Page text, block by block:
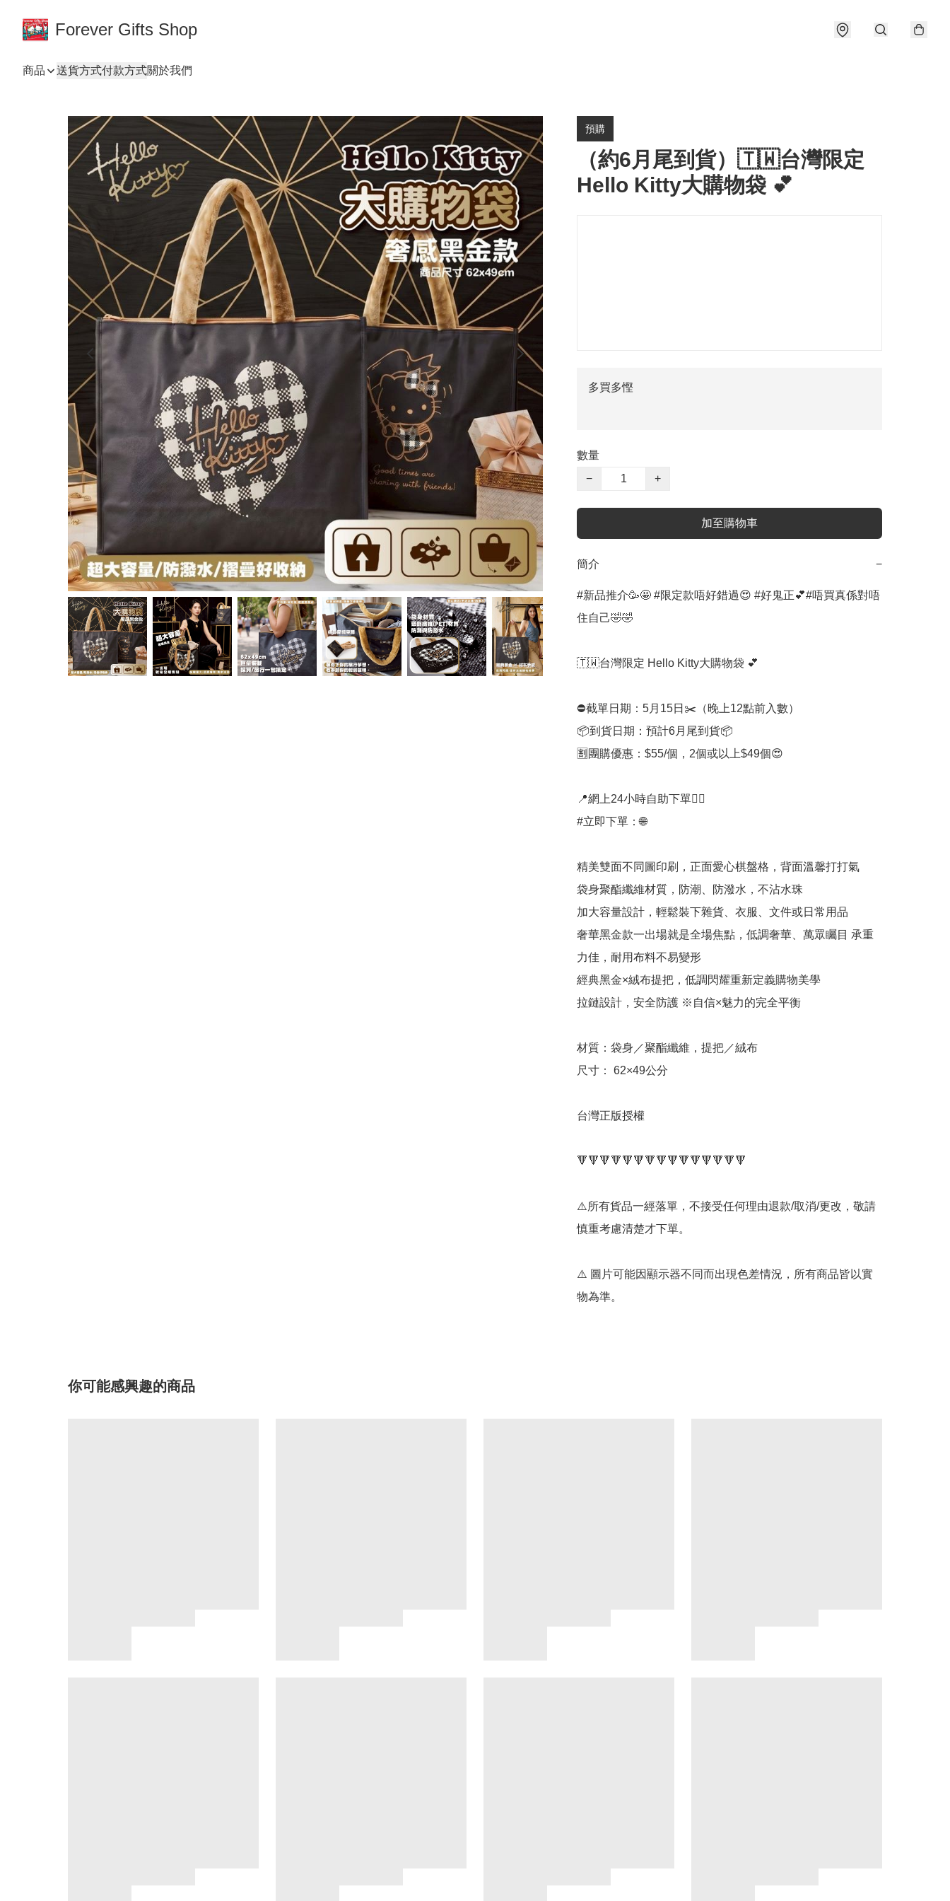
Forever Gifts Shop
商品 送貨方式付款方式關於我們
預購
（約6月尾到貨）🇹🇼台灣限定
Hello Kitty大購物袋 💕
多買多慳
數量
−
+
加至購物車
簡介 −
#新品推介🥳🤩 #限定款唔好錯過😍 #好鬼正💕#唔買真係對唔
住自己🤣🤣
🇹🇼台灣限定 Hello Kitty大購物袋 💕
⛔️截單日期：5月15日✂️（晚上12點前入數）
📦到貨日期：預計6月尾到貨📦
🈹團購優惠：$55/個，2個或以上$49個😍
📍網上24小時自助下單👍🏻
#立即下單：🌐
精美雙面不同圖印刷，正面愛心棋盤格，背面溫馨打打氣
袋身聚酯纖維材質，防潮、防潑水，不沾水珠
加大容量設計，輕鬆裝下雜貨、衣服、文件或日常用品
奢華黑金款一出場就是全場焦點，低調奢華、萬眾矚目 承重
力佳，耐用布料不易變形
經典黑金×絨布提把，低調閃耀重新定義購物美學
拉鏈設計，安全防護 ※自信×魅力的完全平衡
材質：袋身／聚酯纖維，提把／絨布
尺寸： 62×49公分
台灣正版授權
🔻🔻🔻🔻🔻🔻🔻🔻🔻🔻🔻🔻🔻🔻🔻
⚠️所有貨品一經落單，不接受任何理由退款/取消/更改，敬請
慎重考慮清楚才下單。
⚠️ 圖片可能因顯示器不同而出現色差情況，所有商品皆以實
物為準。
你可能感興趣的商品